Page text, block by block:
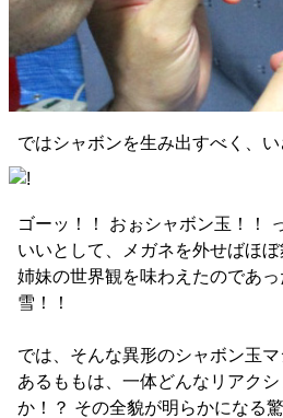
ではシャボンを生み出すべく、い
ゴーッ！！ おぉシャボン玉！！
いいとして、メガネを外せばほ
姉妹の世界観を味わえたのであ
雪！！
では、そんな異形のシャボン玉
あるももは、一体どんなリアク
か！？ その全貌が明らかになる